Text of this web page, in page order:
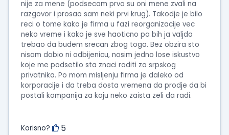
nije za mene (podsecam prvo su oni mene zvali na
razgovor i prosao sam neki prvi krug). Takodje je bilo
reci o tome kako je firma u fazi reorganizacije vec
neko vreme i kako je sve haoticno pa bih ja valjda
trebao da budem srecan zbog toga. Bez obzira sto
nisam dobio ni odbijenicu, nosim jedno lose iskustvo
koje me podsetilo sta znaci raditi za srpskog
privatnika. Po mom misljenju firma je daleko od
korporacije i da treba dosta vremena da prodje da bi
postali kompanija za koju neko zaista zeli da radi.
Korisno? 5